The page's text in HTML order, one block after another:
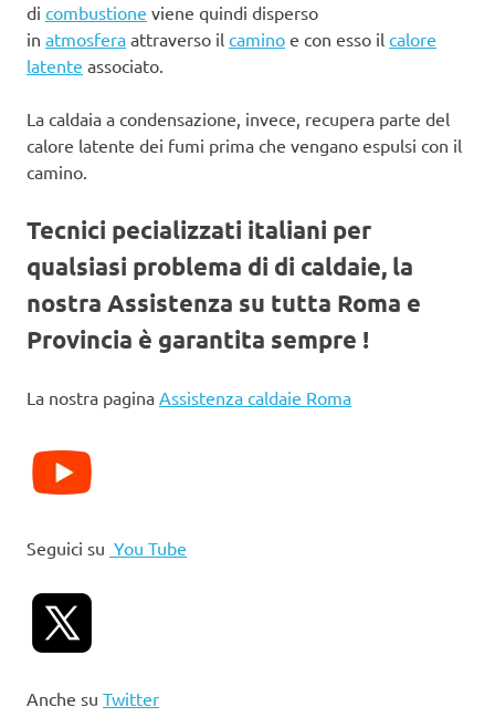
di combustione viene quindi disperso
in atmosfera attraverso il camino e con esso il calore
latente associato.
La caldaia a condensazione, invece, recupera parte del
calore latente dei fumi prima che vengano espulsi con il
camino.
Tecnici pecializzati italiani per
qualsiasi problema di di caldaie, la
nostra Assistenza su tutta Roma e
Provincia è garantita sempre !
La nostra pagina Assistenza caldaie Roma
Seguici su You Tube
Anche su Twitter